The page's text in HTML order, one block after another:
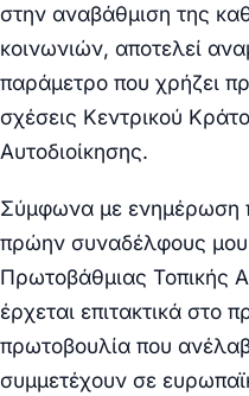
στην αναβάθμιση της
κοινωνιών, αποτελεί
παράμετρο που χρήζει
σχέσεις Κεντρικού
Αυτοδιοίκησης.
Σύμφωνα με ενημέρωση
πρώην συναδέλφους μου
Πρωτοβάθμιας Τοπικής
έρχεται επιτακτικά στο
πρωτοβουλία που
συμμετέχουν σε